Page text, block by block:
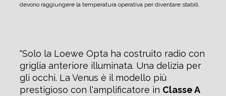
devono raggiungere la temperatura operativa per diventare stabili.
Solo la Loewe Opta ha costruito radio con
griglia anteriore illuminata. Una delizia per
gli occhi. La Venus è il modello più
prestigioso con l'amplificatore in Classe A